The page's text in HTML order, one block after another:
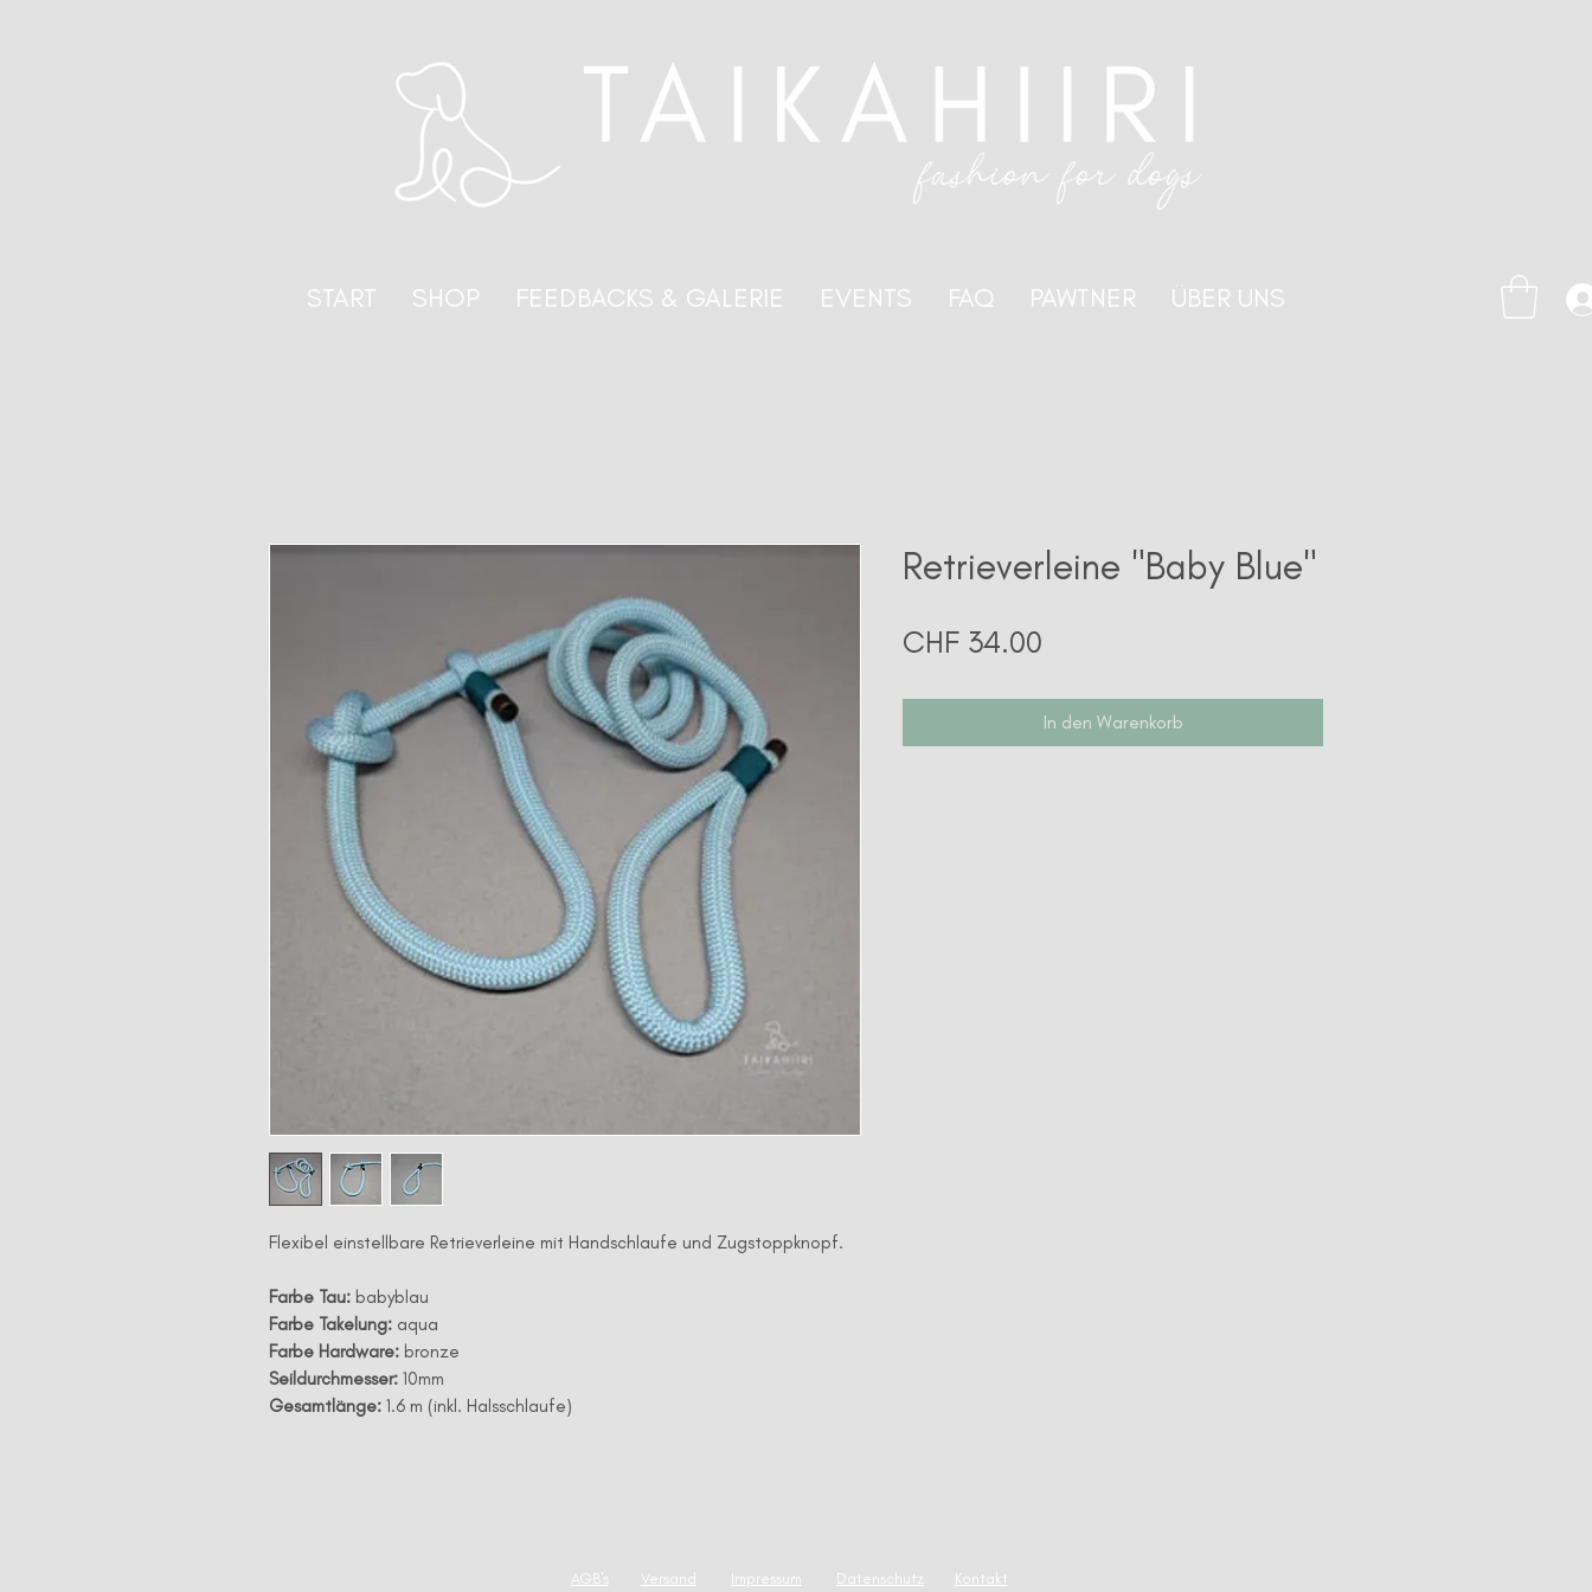
START SHOP FEEDBACKS & GALERIE EVENTS FAQ PAWTNER ÜBER UNS
Flexibel einstellbare Retrieverleine mit Handschlaufe und Zugstoppknopf.
Farbe Tau: babyblau
Farbe Takelung: aqua
Farbe Hardware: bronze
Seildurchmesser: 10mm
Gesamtlänge: 1.6 m (inkl. Halsschlaufe)
Retrieverleine "Baby Blue"
CHF 34.00
In den Warenkorb
AGB's Versand Impressum Datenschutz Kontakt